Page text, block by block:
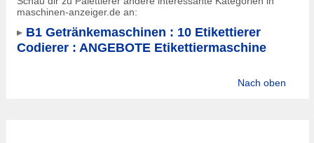
maschinen-anzeiger.de an:
B1 Getränkemaschinen : 10 Etikettierer
Codierer : ANGEBOTE Etikettiermaschine
Nach oben